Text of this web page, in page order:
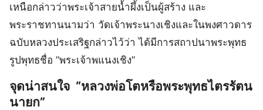
เหนือกล่าวว่าพระเจ้าสายน้ำผึ้งเป็นผู้สร้าง และ
พระราชทานนามว่า วัดเจ้าพระนางเชิงและในพงศาวดาร
ฉบับหลวงประเสริฐกล่าวไว้ว่า ได้มีการสถาปนาพระพุทธ
รูปพุทธชื่อ ”พระเจ้าพแนงเชิง”
จุดน่าสนใจ “หลวงพ่อโตหรือพระพุทธไตรรัตน
นายก”